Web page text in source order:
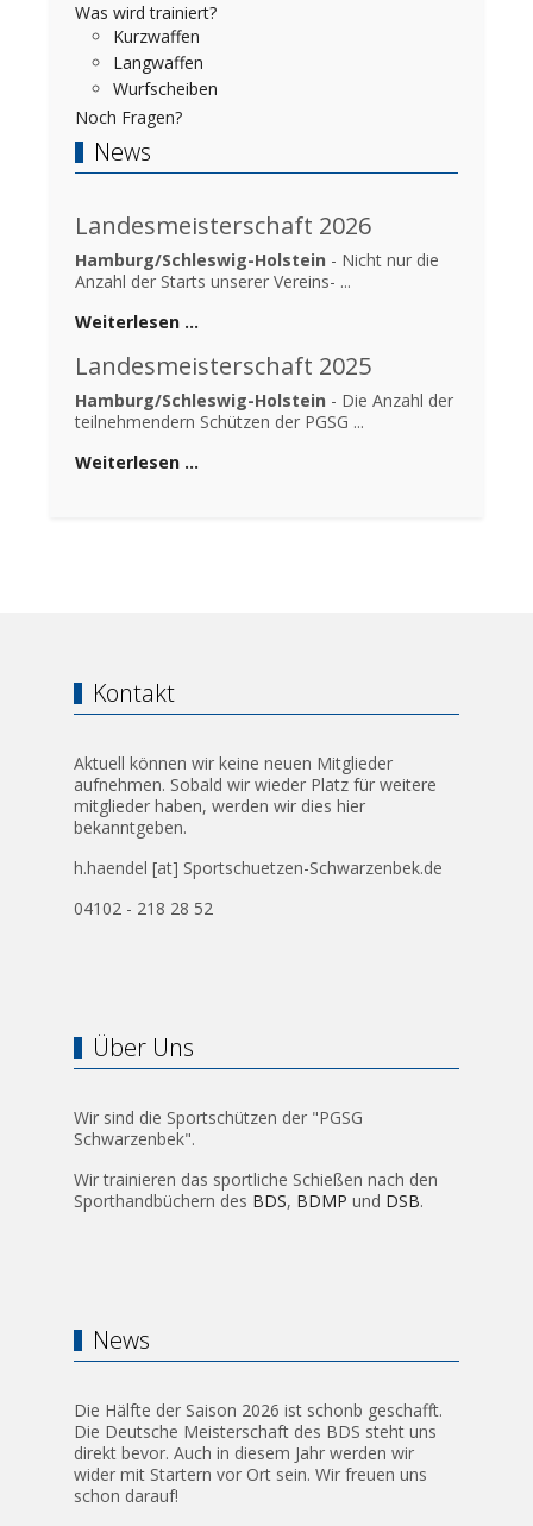
Was wird trainiert?
Kurzwaffen
Langwaffen
Wurfscheiben
Noch Fragen?
News
Landesmeisterschaft 2026
Hamburg/Schleswig-Holstein - Nicht nur die
Anzahl der Starts unserer Vereins- ...
Weiterlesen …
Landesmeisterschaft 2025
Hamburg/Schleswig-Holstein - Die Anzahl der
teilnehmendern Schützen der PGSG ...
Weiterlesen …
Kontakt
Aktuell können wir keine neuen Mitglieder
aufnehmen. Sobald wir wieder Platz für weitere
mitglieder haben, werden wir dies hier
bekanntgeben.
h.haendel [at] Sportschuetzen-Schwarzenbek.de
04102 - 218 28 52
Über Uns
Wir sind die Sportschützen der "PGSG
Schwarzenbek".
Wir trainieren das sportliche Schießen nach den
Sporthandbüchern des BDS, BDMP und DSB.
News
Die Hälfte der Saison 2026 ist schonb geschafft.
Die Deutsche Meisterschaft des BDS steht uns
direkt bevor. Auch in diesem Jahr werden wir
wider mit Startern vor Ort sein. Wir freuen uns
schon darauf!